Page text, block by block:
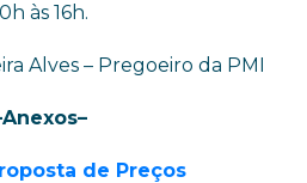
às 16h.
Alves – Pregoeiro da PMI
de Preços